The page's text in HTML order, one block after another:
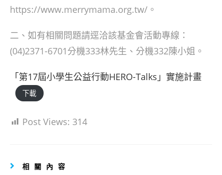
https://www.merrymama.org.tw/。
二、如有相關問題請逕洽該基金會活動專線：
(04)2371-6701分機333林先生、分機332陳小姐。
「第17屆小學生公益行動HERO-Talks」實施計畫
下載
Post Views: 314
相關內容